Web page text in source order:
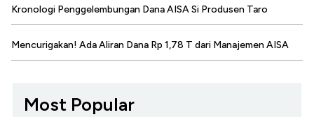
Kronologi Penggelembungan Dana AISA Si Produsen Taro
Mencurigakan! Ada Aliran Dana Rp 1,78 T dari Manajemen AISA
Most Popular